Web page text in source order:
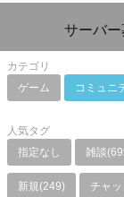
サーバー
カテゴリ
ゲーム
コミュニ
人気タグ
指定なし
雑談
新規(249) チャ